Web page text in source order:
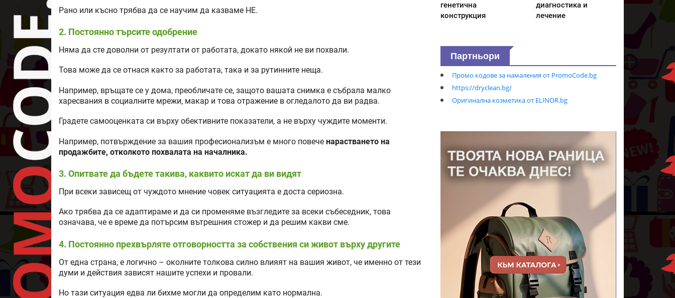
Рано или късно трябва да се научим да казваме НЕ.
2. Постоянно търсите одобрение
Няма да сте доволни от резултати от работата, докато някой не ви похвали.
Това може да се отнася както за работата, така и за рутинните неща.
Например, връщате се у дома, преобличате се, защото вашата снимка е събрала малко
харесвания в социалните мрежи, макар и това отражение в огледалото да ви радва.
Градете самооценката си върху обективните показатели, а не върху чуждите моменти.
Например, потвърждение за вашия професионализъм е много повече нарастването на
продажбите, отколкото похвалата на началника.
3. Опитвате да бъдете такива, каквито искат да ви видят
При всеки зависещ от чуждото мнение човек ситуацията е доста сериозна.
Ако трябва да се адаптираме и да си променяме възгледите за всеки събеседник, това
означава, че е време да потърсим вътрешния стожер и да решим какви сме.
4. Постоянно прехвърляте отговорността за собствения си живот върху другите
От една страна, е логично – околните толкова силно влияят на вашия живот, че именно от тези
думи и действия зависят нашите успехи и провали.
Но тази ситуация едва ли бихме могли да определим като нормална.
генетична
конструкция
диагностика и
лечение
Партньори
Промо кодове за намаления от PromoCode.bg
https://dryclean.bg/
Оригинална козметика от ELINOR.bg